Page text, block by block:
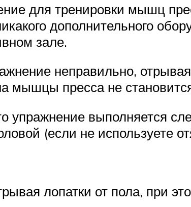
для тренировки мышц
дополнительного
зале.
неправильно,
мышцы пресса не
упражнение выполняется
(если не используете
лопатки от пола, при